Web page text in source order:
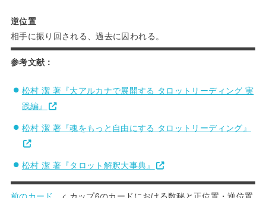
逆位置
相手に振り回される、過去に囚われる。
参考文献：
松村 潔 著『大アルカナで展開する タロットリーディング 実
践編』
松村 潔 著『魂をもっと自由にする タロットリーディング』
松村 潔 著『タロット解釈大事典』
前のカード < カップ6のカードにおける数秘と正位置・逆位置